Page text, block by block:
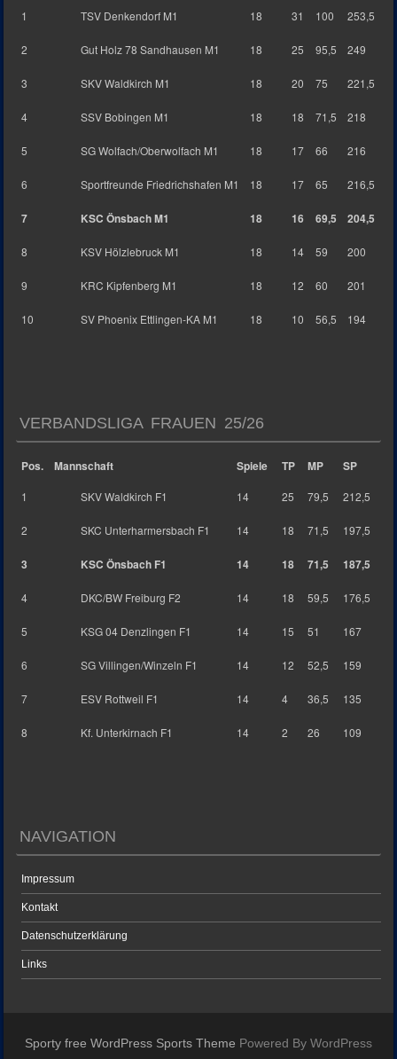
1 TSV Denkendorf M1 18 31 100 253,5
2 Gut Holz 78 Sandhausen M1 18 25 95,5 249
3 SKV Waldkirch M1 18 20 75 221,5
4 SSV Bobingen M1 18 18 71,5 218
5 SG Wolfach/Oberwolfach M1 18 17 66 216
6 Sportfreunde Friedrichshafen M1 18 17 65 216,5
7 KSC Önsbach M1 18 16 69,5 204,5
8 KSV Hölzlebruck M1 18 14 59 200
9 KRC Kipfenberg M1 18 12 60 201
10 SV Phoenix Ettlingen-KA M1 18 10 56,5 194
VERBANDSLIGA FRAUEN 25/26
Pos. Mannschaft Spiele TP MP SP
1 SKV Waldkirch F1 14 25 79,5 212,5
2 SKC Unterharmersbach F1 14 18 71,5 197,5
3 KSC Önsbach F1 14 18 71,5 187,5
4 DKC/BW Freiburg F2 14 18 59,5 176,5
5 KSG 04 Denzlingen F1 14 15 51 167
6 SG Villingen/Winzeln F1 14 12 52,5 159
7 ESV Rottweil F1 14 4 36,5 135
8 Kf. Unterkirnach F1 14 2 26 109
NAVIGATION
Impressum
Kontakt
Datenschutzerklärung
Links
Sporty free WordPress Sports Theme Powered By WordPress